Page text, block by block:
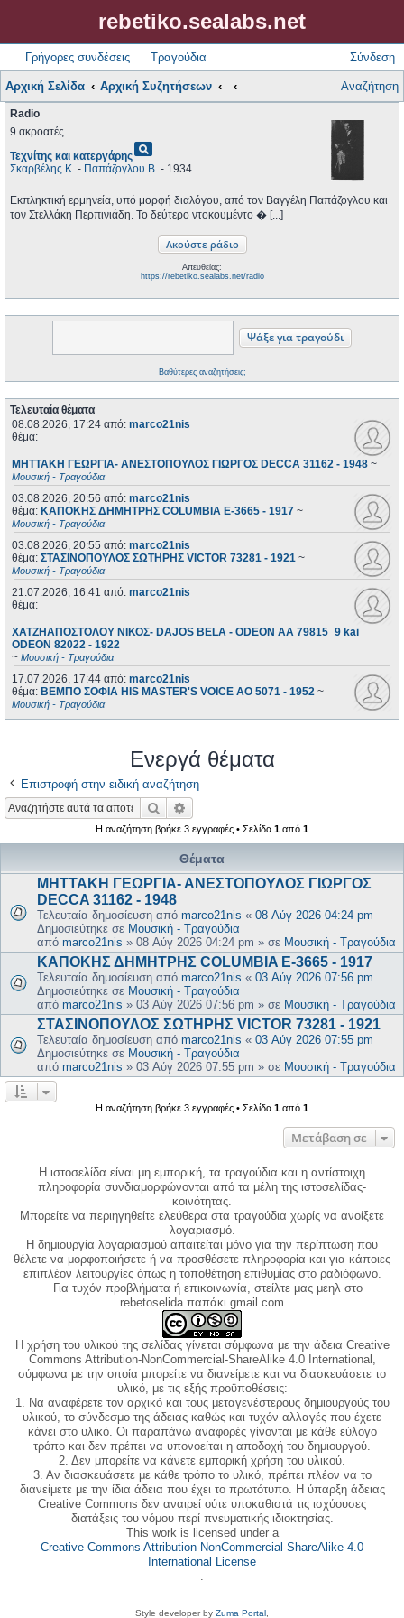
rebetiko.sealabs.net
Γρήγορες συνδέσεις Τραγούδια Σύνδεση
Αρχική Σελίδα Αρχική Συζητήσεων Αναζήτηση
Radio
9 ακροατές
Τεχνίτης και κατεργάρηςpageview
Σκαρβέλης Κ. - Παπάζογλου Β. - 1934
Εκπληκτική ερμηνεία, υπό μορφή διαλόγου, από τον Βαγγέλη Παπάζογλου και
τον Στελλάκη Περπινιάδη. Το δεύτερο ντοκουμέντο � [...]
Απευθείας:
https://rebetiko.sealabs.net/radio
Βαθύτερες αναζητήσεις;
Τελευταία θέματα
08.08.2026, 17:24 από: marco21nis
θέμα:
ΜΗΤΤΑΚΗ ΓΕΩΡΓΙΑ- ΑΝΕΣΤΟΠΟΥΛΟΣ ΓΙΩΡΓΟΣ DECCA 31162 - 1948 ~
Μουσική - Τραγούδια
03.08.2026, 20:56 από: marco21nis
θέμα: ΚΑΠΟΚΗΣ ΔΗΜΗΤΡΗΣ COLUMBIA E-3665 - 1917 ~
Μουσική - Τραγούδια
03.08.2026, 20:55 από: marco21nis
θέμα: ΣΤΑΣΙΝΟΠΟΥΛΟΣ ΣΩΤΗΡΗΣ VICTOR 73281 - 1921 ~
Μουσική - Τραγούδια
21.07.2026, 16:41 από: marco21nis
θέμα:
ΧΑΤΖΗΑΠΟΣΤΟΛΟΥ ΝΙΚΟΣ- DAJOS BELA - ODEON AA 79815_9 kai
ODEON 82022 - 1922
~ Μουσική - Τραγούδια
17.07.2026, 17:44 από: marco21nis
θέμα: ΒΕΜΠΟ ΣΟΦΙΑ HIS MASTER'S VOICE AO 5071 - 1952 ~
Μουσική - Τραγούδια
Ενεργά θέματα
Επιστροφή στην ειδική αναζήτηση
Αναζήτηση
Η αναζήτηση βρήκε 3 εγγραφές • Σελίδα 1 από 1
Θέματα
ΜΗΤΤΑΚΗ ΓΕΩΡΓΙΑ- ΑΝΕΣΤΟΠΟΥΛΟΣ ΓΙΩΡΓΟΣ
DECCA 31162 - 1948
Τελευταία δημοσίευση από marco21nis « 08 Αύγ 2026 04:24 pm
Δημοσιεύτηκε σε Μουσική - Τραγούδια
από marco21nis » 08 Αύγ 2026 04:24 pm » σε Μουσική - Τραγούδια
ΚΑΠΟΚΗΣ ΔΗΜΗΤΡΗΣ COLUMBIA E-3665 - 1917
Τελευταία δημοσίευση από marco21nis « 03 Αύγ 2026 07:56 pm
Δημοσιεύτηκε σε Μουσική - Τραγούδια
από marco21nis » 03 Αύγ 2026 07:56 pm » σε Μουσική - Τραγούδια
ΣΤΑΣΙΝΟΠΟΥΛΟΣ ΣΩΤΗΡΗΣ VICTOR 73281 - 1921
Τελευταία δημοσίευση από marco21nis « 03 Αύγ 2026 07:55 pm
Δημοσιεύτηκε σε Μουσική - Τραγούδια
από marco21nis » 03 Αύγ 2026 07:55 pm » σε Μουσική - Τραγούδια
Η αναζήτηση βρήκε 3 εγγραφές • Σελίδα 1 από 1
Μετάβαση σε
Η ιστοσελίδα είναι μη εμπορική, τα τραγούδια και η αντίστοιχη
πληροφορία συνδιαμορφώνονται από τα μέλη της ιστοσελίδας-
κοινότητας.
Μπορείτε να περιηγηθείτε ελεύθερα στα τραγούδια χωρίς να ανοίξετε
λογαριασμό.
Η δημιουργία λογαριασμού απαιτείται μόνο για την περίπτωση που
θέλετε να μορφοποιήσετε ή να προσθέσετε πληροφορία και για κάποιες
επιπλέον λειτουργίες όπως η τοποθέτηση επιθυμίας στο ραδιόφωνο.
Για τυχόν προβλήματα ή επικοινωνία, στείλτε μας μεηλ στο
rebetoselida παπάκι gmail.com
Η χρήση του υλικού της σελίδας γίνεται σύμφωνα με την άδεια Creative
Commons Attribution-NonCommercial-ShareAlike 4.0 International,
σύμφωνα με την οποία μπορείτε να διανείμετε και να διασκευάσετε το
υλικό, με τις εξής προϋποθέσεις:
1. Να αναφέρετε τον αρχικό και τους μεταγενέστερους δημιουργούς του
υλικού, το σύνδεσμο της άδειας καθώς και τυχόν αλλαγές που έχετε
κάνει στο υλικό. Οι παραπάνω αναφορές γίνονται με κάθε εύλογο
τρόπο και δεν πρέπει να υπονοείται η αποδοχή του δημιουργού.
2. Δεν μπορείτε να κάνετε εμπορική χρήση του υλικού.
3. Αν διασκευάσετε με κάθε τρόπο το υλικό, πρέπει πλέον να το
διανείμετε με την ίδια άδεια που έχει το πρωτότυπο. Η ύπαρξη άδειας
Creative Commons δεν αναιρεί ούτε υποκαθιστά τις ισχύουσες
διατάξεις του νόμου περί πνευματικής ιδιοκτησίας.
This work is licensed under a
Creative Commons Attribution-NonCommercial-ShareAlike 4.0
International License
.
Style developer by Zuma Portal